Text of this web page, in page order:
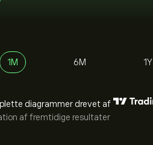
1M 6M 1Y
diagrammer drevet af
af fremtidige resultater